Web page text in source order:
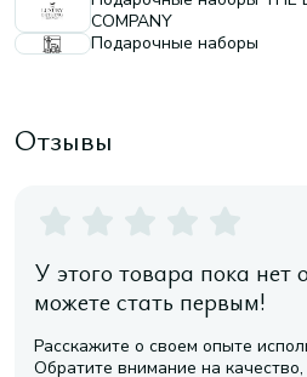
COMPANY
Подарочные наборы
Отзывы
У этого товара пока нет
можете стать первым!
Расскажите о своем опыте
Обратите внимание на качество,